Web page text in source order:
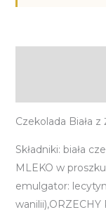
Czekolada Biała
Składniki: biała
MLEKO w
emulgator:
wanilii),ORZECHY